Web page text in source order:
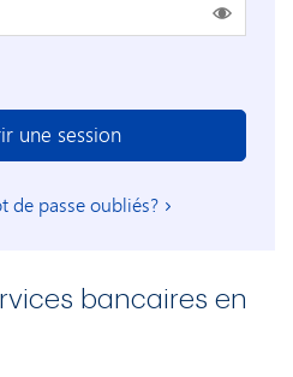
une session
de passe oubliés?
bancaires en